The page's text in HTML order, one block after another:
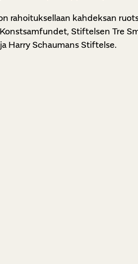
kahdeksan
Stiftelsen Tre
Harry Schaumans Stiftelse.